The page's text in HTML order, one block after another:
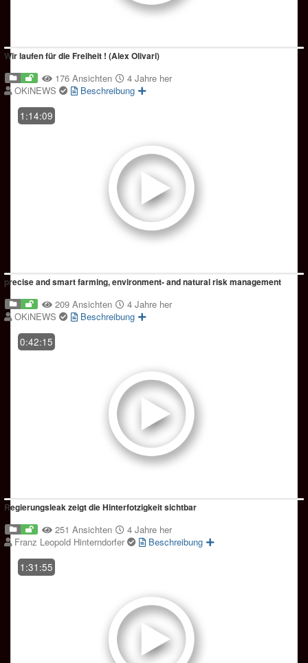
Wir laufen für die Freiheit ! (Alex Olivari)
176 Ansichten
4 Jahre her
OKiNEWS
Beschreibung
1:14:09
precise and smart farming, environment- and natural risk management
209 Ansichten
4 Jahre her
OKiNEWS
Beschreibung
0:42:15
Regierungsleak zeigt die Hinterfotzigkeit sichtbar
251 Ansichten
4 Jahre her
Franz Leopold Hinterndorfer
Beschreibung
1:31:55